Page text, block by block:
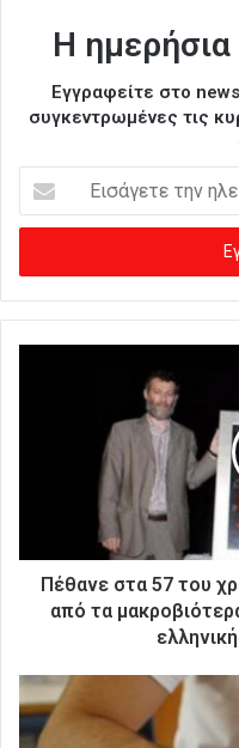
Η
Εγγραφείτε στο
συγκεντρωμένες τις
σ
γ
ε
τ
κ
ή
σ
Πέθανε στα 57 του
από τα